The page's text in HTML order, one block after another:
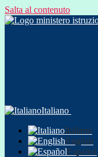
Salta al contenuto
Italiano
Italiano
English
Español